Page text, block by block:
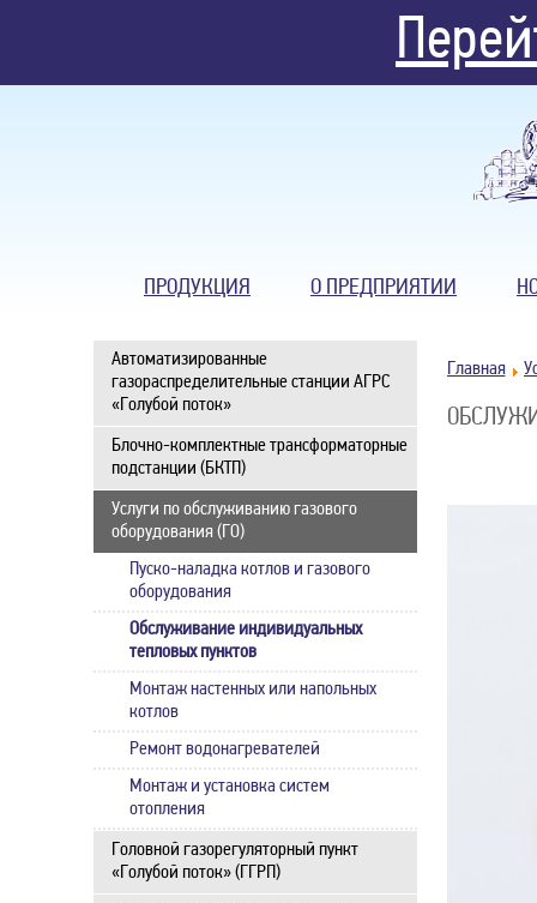
ПРОДУКЦИЯ О ПРЕДПРИЯТИИ
Автоматизированные
газораспределительные станции АГРС
«Голубой поток»
Блочно-комплектные трансформаторные
подстанции (БКТП)
Услуги по обслуживанию газового
оборудования (ГО)
Пуско-наладка котлов и газового
оборудования
Обслуживание индивидуальных
тепловых пунктов
Монтаж настенных или напольных
котлов
Ремонт водонагревателей
Монтаж и установка систем
отопления
Головной газорегуляторный пункт
«Голубой поток» (ГГРП)
Главная